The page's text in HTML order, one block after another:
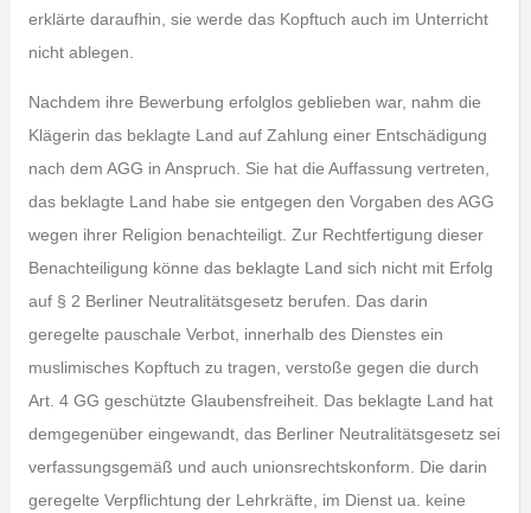
erklärte daraufhin, sie werde das Kopftuch auch im Unterricht
nicht ablegen.
Nachdem ihre Bewerbung erfolglos geblieben war, nahm die
Klägerin das beklagte Land auf Zahlung einer Entschädigung
nach dem AGG in Anspruch. Sie hat die Auffassung vertreten,
das beklagte Land habe sie entgegen den Vorgaben des AGG
wegen ihrer Religion benachteiligt. Zur Rechtfertigung dieser
Benachteiligung könne das beklagte Land sich nicht mit Erfolg
auf § 2 Berliner Neutralitätsgesetz berufen. Das darin
geregelte pauschale Verbot, innerhalb des Dienstes ein
muslimisches Kopftuch zu tragen, verstoße gegen die durch
Art. 4 GG geschützte Glaubensfreiheit. Das beklagte Land hat
demgegenüber eingewandt, das Berliner Neutralitätsgesetz sei
verfassungsgemäß und auch unionsrechtskonform. Die darin
geregelte Verpflichtung der Lehrkräfte, im Dienst ua. keine